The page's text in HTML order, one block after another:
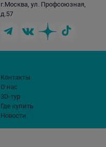
Контакты
О нас
3D-тур
Где купить
Новости
г.Москва, ул. Профсоюзная,
д.57